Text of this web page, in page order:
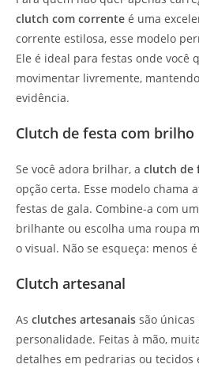
clutch com corrente é uma
corrente estilosa, esse modelo
Ele é ideal para festas onde você
movimentar livremente,
evidência.
Clutch de festa com brilho
Se você adora brilhar, a clutch de
opção certa. Esse modelo chama
festas de gala. Combine-a com
brilhante ou escolha uma roupa
o visual. Não se esqueça: menos
Clutch artesanal
As clutches artesanais são únicas
personalidade. Feitas à mão,
detalhes em pedrarias ou tecidos